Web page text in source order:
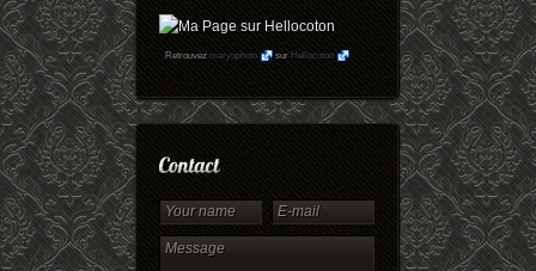
Retrouvezmaryophoto surHellocoton